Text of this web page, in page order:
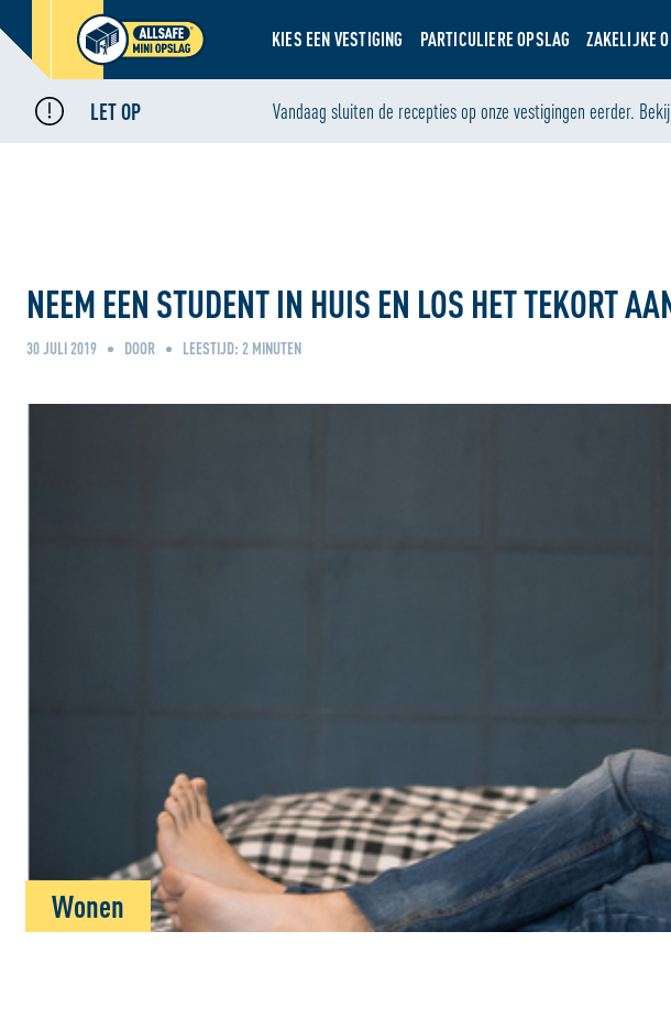
KIES EEN VESTIGING PARTICULIERE OPSLAG ZAKELIJKE
LET OP Vandaag sluiten de recepties op onze vestigingen eerder.
Home Nieuws • Neem een student in huis en los het tekort aan studentenkamers op
NEEM EEN STUDENT IN HUIS EN LOS HET TEKORT
30 JULI 2019 DOOR LEESTIJD: 2 MINUTEN
Wonen